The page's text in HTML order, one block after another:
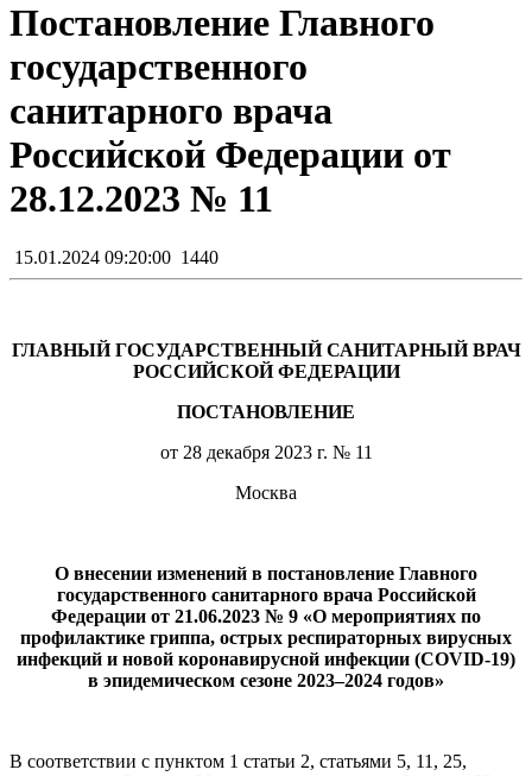
Постановление Главного
государственного
санитарного врача
Российской Федерации от
28.12.2023 № 11
15.01.2024 09:20:00 1440
ГЛАВНЫЙ ГОСУДАРСТВЕННЫЙ САНИТАРНЫЙ ВРАЧ
РОССИЙСКОЙ ФЕДЕРАЦИИ
ПОСТАНОВЛЕНИЕ
от 28 декабря 2023 г. № 11
Москва
О внесении изменений в постановление Главного
государственного санитарного врача Российской
Федерации от 21.06.2023 № 9 «О мероприятиях по
профилактике гриппа, острых респираторных вирусных
инфекций и новой коронавирусной инфекции (COVID-19)
в эпидемическом сезоне 2023–2024 годов»
В соответствии с пунктом 1 статьи 2, статьями 5, 11, 25,